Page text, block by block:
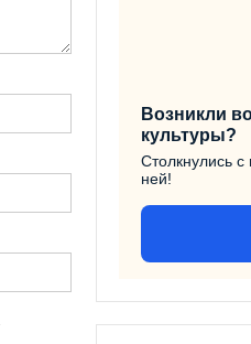
Возникли
культуры?
Столкнулись
ней!